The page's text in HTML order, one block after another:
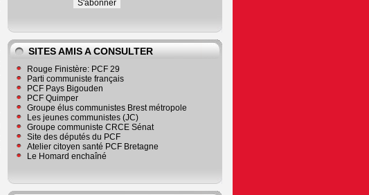
SITES AMIS A CONSULTER
Rouge Finistère: PCF 29
Parti communiste français
PCF Pays Bigouden
PCF Quimper
Groupe élus communistes Brest métropole
Les jeunes communistes (JC)
Groupe communiste CRCE Sénat
Site des députés du PCF
Atelier citoyen santé PCF Bretagne
Le Homard enchaîné